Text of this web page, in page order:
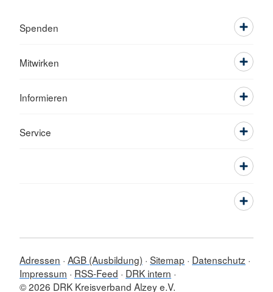
Spenden
Mitwirken
Informieren
Service
Adressen AGB (Ausbildung) Sitemap
Datenschutz
Impressum
RSS-Feed
DRK intern
© 2026 DRK Kreisverband Alzey e.V.